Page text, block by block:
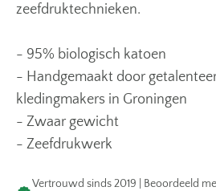
zeefdruktechnieken.
- 95% biologisch katoen
- Handgemaakt door
kledingmakers in Groningen
- Zwaar gewicht
- Zeefdrukwerk
Vertrouwd sinds 2019 | Beoordeeld